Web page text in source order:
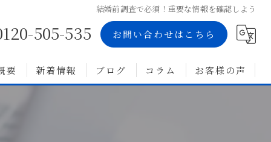
結婚前調査で必須！重要な情報を確認しよう
505-535 お問い合わせはこちら
要 新着情報 ブログ コラム お客様の声